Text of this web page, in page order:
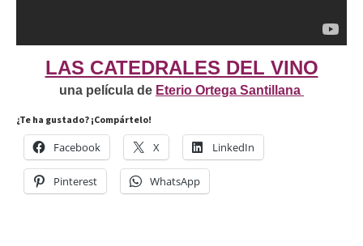
LAS CATEDRALES DEL VINO
una película de Eterio Ortega Santillana
¿Te ha gustado? ¡Compártelo!
Facebook X LinkedIn
Pinterest WhatsApp